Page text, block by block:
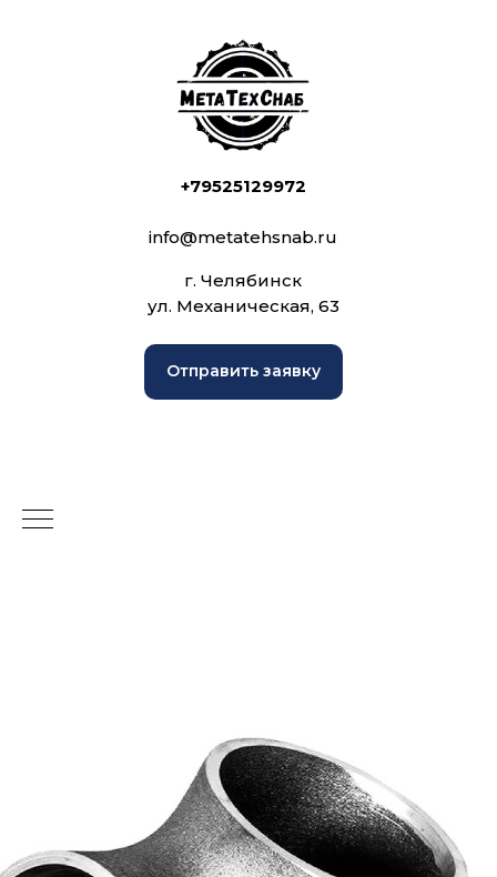
+79525129972
info@metatehsnab.ru
г. Челябинск
ул. Механическая, 63
Отправить заявку